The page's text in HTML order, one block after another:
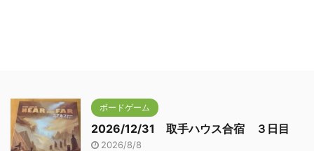
ボードゲーム
2026/12/31 取手ハウス合宿 ３日目
2026/8/8